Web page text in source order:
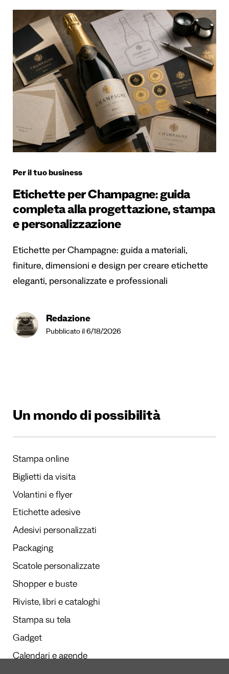
Per il tuo business
Etichette per Champagne: guida
completa alla progettazione, stampa
e personalizzazione
Etichette per Champagne: guida a materiali,
finiture, dimensioni e design per creare etichette
eleganti, personalizzate e professionali
Redazione
Pubblicato il 6/18/2026
Un mondo di possibilità
Stampa online
Biglietti da visita
Volantini e flyer
Etichette adesive
Adesivi personalizzati
Packaging
Scatole personalizzate
Shopper e buste
Riviste, libri e cataloghi
Stampa su tela
Gadget
Calendari e agende